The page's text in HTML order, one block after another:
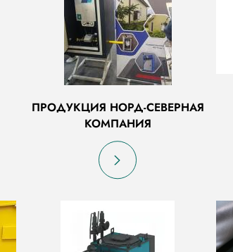
ПРОДУКЦИЯ НОРД-СЕВЕРНАЯ
КОМПАНИЯ